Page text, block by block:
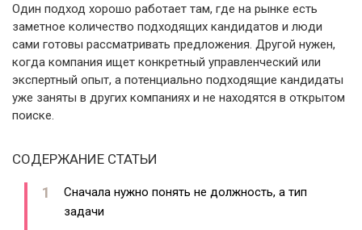
Один подход хорошо работает там, где на рынке есть
заметное количество подходящих кандидатов и люди
сами готовы рассматривать предложения. Другой нужен,
когда компания ищет конкретный управленческий или
экспертный опыт, а потенциально подходящие кандидаты
уже заняты в других компаниях и не находятся в открытом
поиске.
СОДЕРЖАНИЕ СТАТЬИ
Сначала нужно понять не должность, а тип
задачи